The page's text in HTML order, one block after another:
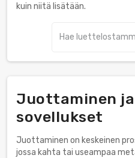
kuin niitä lisätään.
Juottaminen ja
sovellukset
Juottaminen on keskeinen
jossa kahta tai useampaa